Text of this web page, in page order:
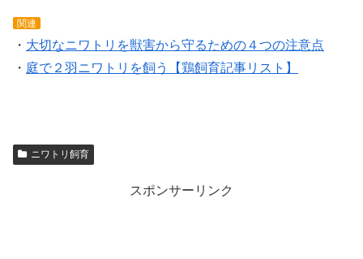
関連
・ 大切なニワトリを獣害から守るための４つの注意点
・ 庭で２羽ニワトリを飼う【鶏飼育記事リスト】
ニワトリ飼育
スポンサーリンク